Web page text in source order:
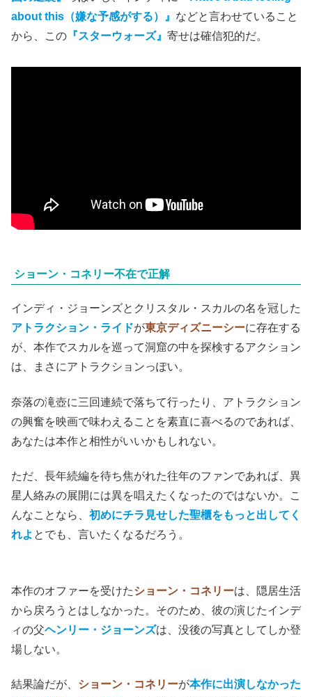
about this（嫌な予感がする）』 などと言わせていること
から、この 『スターウォーズ』 寄せは確信犯的だ。
ショーン・コネリー不在で正解
インディ・ジョーンズとクリスタル・スカルの名を冠した
アトラクション・ライドが東京ディズニーシーに存在する
が、本作でスカルを巡って洞窟の中を探検するアクション
は、まさにアトラクションっぽい。
奈落の滝壺に三回連続で落ちて行ったり、アトラクション
の興奮を映画で味わえることを素直に喜べるのであれば、
あなたは本作と相性がいいかもしれない。
ただ、長年続編を待ち焦がれた往年のファンであれば、異
星人絡みの展開には異を唱えたくなったのではないか。こ
んなことなら、 初めにチラ見せした聖櫃をもっと出してく
れよ とでも、言いたくなるだろう。
本作のオファーを受けたショーン・コネリーは、隠居生活
から戻ろうとはしなかった。そのため、彼の演じたインデ
ィの父ヘンリー・ジョーンズは、没後の写真としてしか登
場しない。
結果論だが、 ショーン・コネリーが本作に出演しなかった